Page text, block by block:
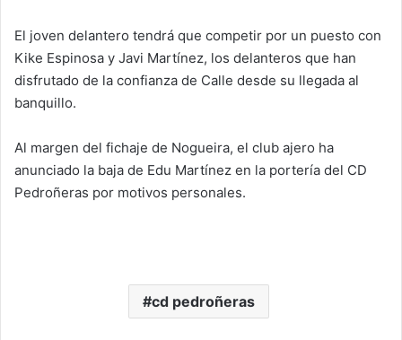
El joven delantero tendrá que competir por un puesto con
Kike Espinosa y Javi Martínez, los delanteros que han
disfrutado de la confianza de Calle desde su llegada al
banquillo.
Al margen del fichaje de Nogueira, el club ajero ha
anunciado la baja de Edu Martínez en la portería del CD
Pedroñeras por motivos personales.
cd pedroñeras